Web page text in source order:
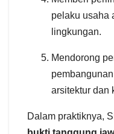
pelaku usaha
lingkungan.
Mendorong
arsitektur dan
Dalam praktiknya,